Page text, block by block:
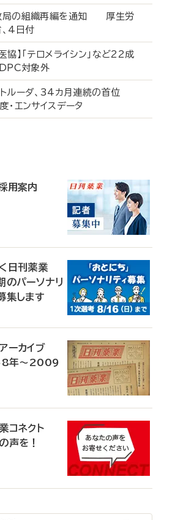
局の組織再編を通知 厚生労
、4日付
医協】「テロメライシン」など22成
DPC対象外
トルーダ、34カ月連続の首位
・エンサイスデータ
用案内
日刊薬業
パーソナリ
集します
ーカイブ
年～2009
業コネクト
声を！